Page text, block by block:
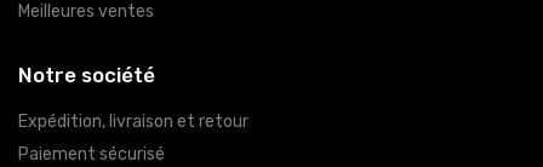
Meilleures ventes
Notre société
Expédition, livraison et retour
Paiement sécurisé